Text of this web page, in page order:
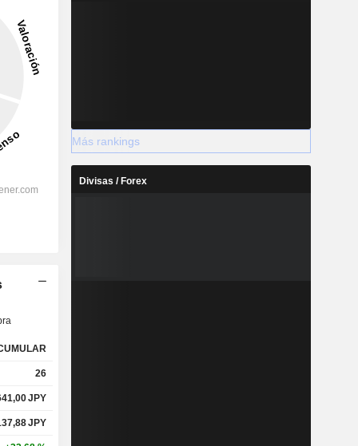
26
JPY
JPY
Más rankings
Divisas / Forex